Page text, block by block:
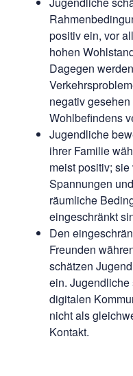
positiv ein, vor
hohen
Dagegen
negativ
Wohlbefindens
Jugendliche
ihrer Familie
meist positiv;
Spannungen
räumliche
eingeschränkt
Den
Freunden
schätzen
ein.
digitalen
nicht als
Kontakt.